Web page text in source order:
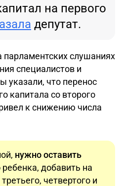
на первого
депутат.
парламентских слушаниях
специалистов и
указали, что перенос
капитала со второго
к снижению числа
нужно оставить
добавить на
четвертого и